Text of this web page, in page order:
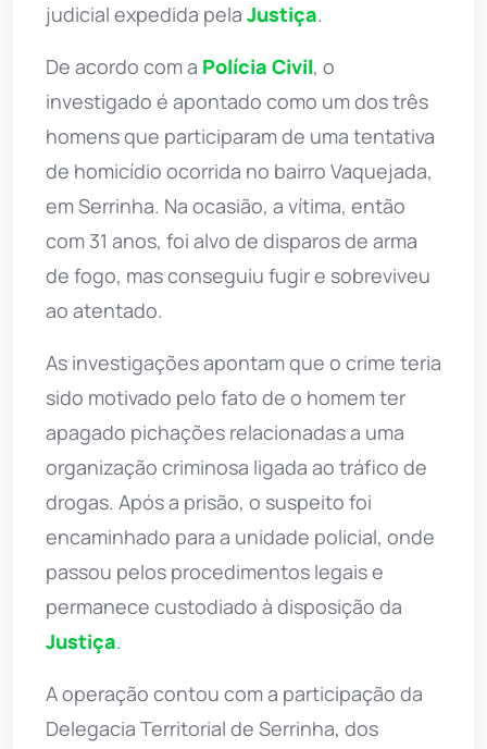
judicial expedida pela Justiça.
De acordo com a Polícia Civil, o
investigado é apontado como um dos três
homens que participaram de uma tentativa
de homicídio ocorrida no bairro Vaquejada,
em Serrinha. Na ocasião, a vítima, então
com 31 anos, foi alvo de disparos de arma
de fogo, mas conseguiu fugir e sobreviveu
ao atentado.
As investigações apontam que o crime teria
sido motivado pelo fato de o homem ter
apagado pichações relacionadas a uma
organização criminosa ligada ao tráfico de
drogas. Após a prisão, o suspeito foi
encaminhado para a unidade policial, onde
passou pelos procedimentos legais e
permanece custodiado à disposição da
Justiça.
A operação contou com a participação da
Delegacia Territorial de Serrinha, dos